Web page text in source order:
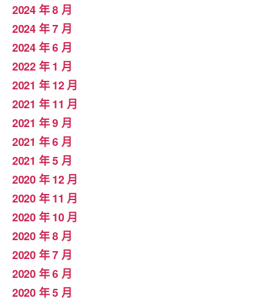
2024 年 8 月
2024 年 7 月
2024 年 6 月
2022 年 1 月
2021 年 12 月
2021 年 11 月
2021 年 9 月
2021 年 6 月
2021 年 5 月
2020 年 12 月
2020 年 11 月
2020 年 10 月
2020 年 8 月
2020 年 7 月
2020 年 6 月
2020 年 5 月